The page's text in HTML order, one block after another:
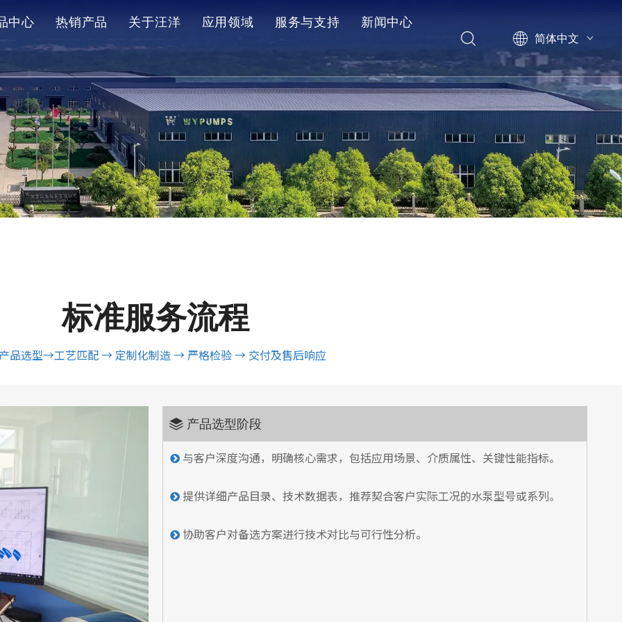
中心
深井泵
卧式离心泵
污水处理设备
消防泵
直角齿轮箱
立式空心轴电机
热销产品
长轴深井泵
端吸泵
关于汪洋
标准服务流程
定制服务流程
应用领域 服务与支持
售后服务
案例
常见问题
新闻中心
简体中文
标准服务流程
品选型→工艺匹配 → 定制化制造 → 严格检验 → 交付及售后响应
 产品选型阶段
 与客户深度沟通，明确核心需求，包括应用场景、介质属性、关键性能指标。
 提供详细产品目录、技术数据表，推荐契合客户实际工况的水泵型号或系列。
 协助客户对备选方案进行技术对比与可行性分析。